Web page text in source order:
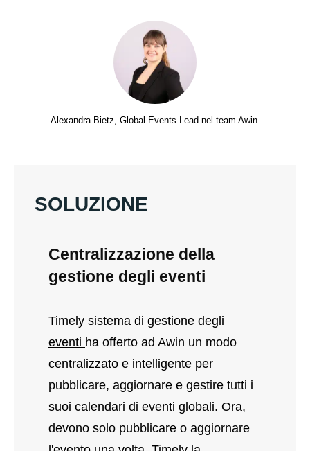
Alexandra Bietz, Global Events Lead nel team Awin.
SOLUZIONE
Centralizzazione della
gestione degli eventi
Timely sistema di gestione degli
eventi ha offerto ad Awin un modo
centralizzato e intelligente per
pubblicare, aggiornare e gestire tutti i
suoi calendari di eventi globali. Ora,
devono solo pubblicare o aggiornare